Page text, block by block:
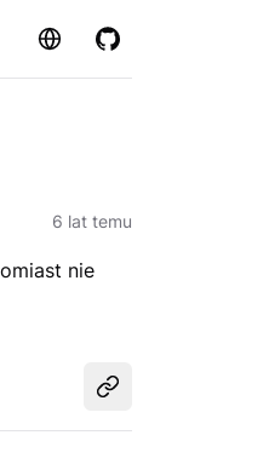
Strona GitHub
6 lat temu
nie
Udostępnij